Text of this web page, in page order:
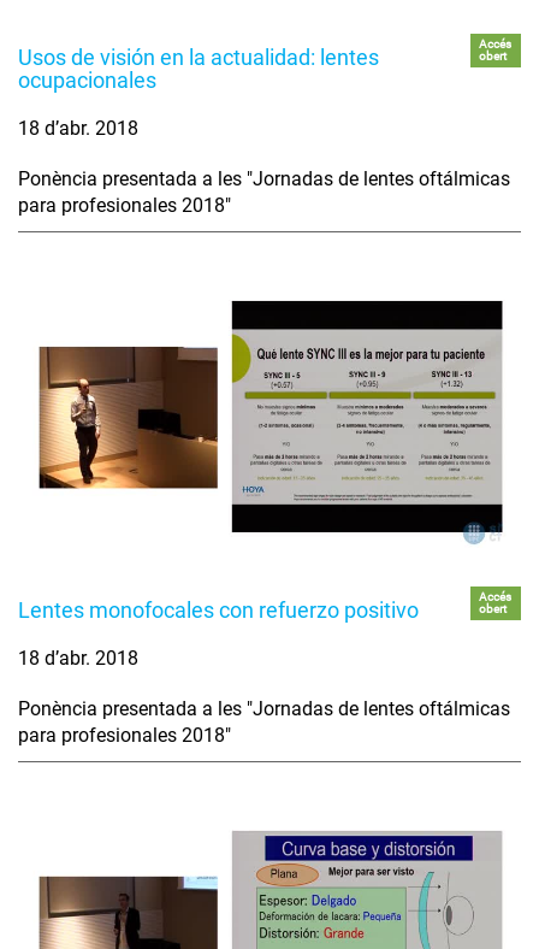
Usos de visión en la actualidad: lentes
ocupacionales
Accés
obert
18 d’abr. 2018
Ponència presentada a les "Jornadas de lentes oftálmicas
para profesionales 2018"
Lentes monofocales con refuerzo positivo
Accés
obert
18 d’abr. 2018
Ponència presentada a les "Jornadas de lentes oftálmicas
para profesionales 2018"